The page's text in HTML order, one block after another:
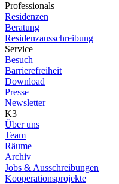
Professionals
Residenzen
Beratung
Residenzausschreibung
Service
Besuch
Barrierefreiheit
Download
Presse
Newsletter
K3
Über uns
Team
Räume
Archiv
Jobs & Ausschreibungen
Kooperationsprojekte